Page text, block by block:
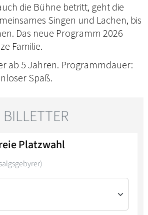
die Bühne betritt, geht die
Singen und Lachen, bis
Das neue Programm 2026
Familie.
ab 5 Jahren. Programmdauer:
Spaß.